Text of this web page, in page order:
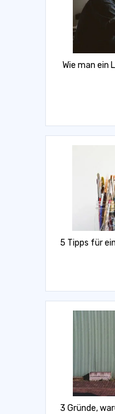
Wie man ein
5 Tipps für
3 Gründe,